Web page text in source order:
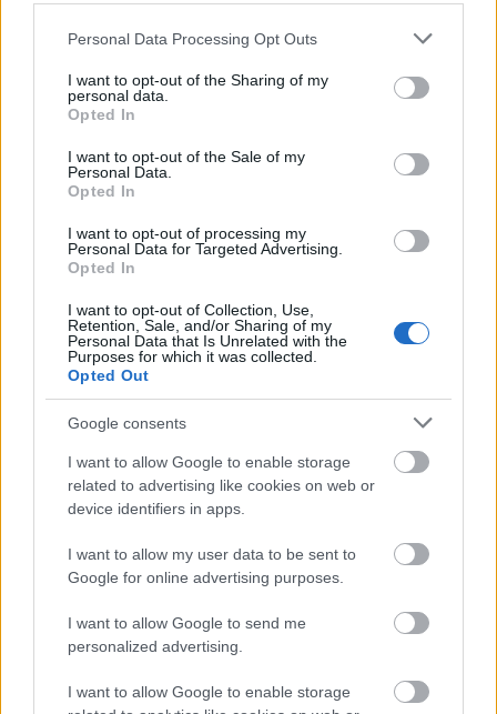
Please note that this website/app uses one or more Google
not limited to your visit or usage behaviour. You may click to
grant or deny consent to Google and its third-party tags to
use your data for below specified purposes in below Google
consent section.
Personal Data Processing Opt Outs
I want to opt-out of the Sharing of my
personal data.
Opted In
I want to opt-out of the Sale of my
Personal Data.
Opted In
I want to opt-out of processing my
Personal Data for Targeted Advertising.
Opted In
I want to opt-out of Collection, Use,
Retention, Sale, and/or Sharing of my
Personal Data that Is Unrelated with the
Purposes for which it was collected.
Opted Out
Google consents
I want to allow Google to enable storage
related to advertising like cookies on web or
device identifiers in apps.
I want to allow my user data to be sent to
Google for online advertising purposes.
I want to allow Google to send me
personalized advertising.
I want to allow Google to enable storage
MAGYAR ÉPÍTŐK
M1 bővítés: már zajlik a teljesen új Bicske Kelet
csomópont építése
különszintű csomópontot hoz létre az MKIF az M1-es
bővítésénél.
Új gyalogosátkelők és jelzőlámpás
csomópont épül Angyalföldön